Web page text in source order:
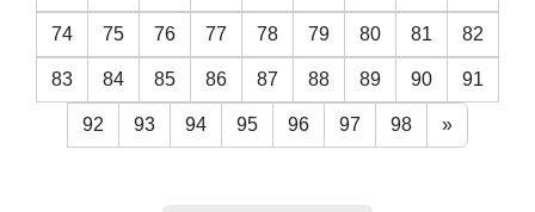
74 75 76 77 78 79 80 81 82
83 84 85 86 87 88 89 90 91
92 93 94 95 96 97 98 »